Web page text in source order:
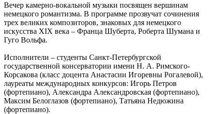
Вечер камерно-вокальной музыки посвящен вершинам
немецкого романтизма. В программе прозвучат сочинения
трех великих композиторов, знаковых для немецкого
искусства XIX века – Франца Шуберта, Роберта Шумана и
Гуго Вольфа.
Исполнители – студенты Санкт-Петербургской
государственной консерватории имени Н. А. Римского-
Корсакова (класс доцента Анастасии Игоревны Рогалевой),
лауреаты международных конкурсов: Игорь Петров
(фортепиано), Александра Александровская (фортепиано),
Максим Белоглазов (фортепиано), Татьяна Недюжина
(фортепиано).